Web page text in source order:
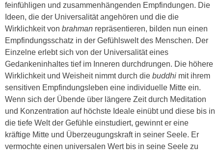
feinfühligen und zusammenhängenden Empfindungen. Die
Ideen, die der Universalität angehören und die die
Wirklichkeit von brahman repräsentieren, bilden nun einen
Empfindungsschatz in der Gefühlswelt des Menschen. Der
Einzelne erlebt sich von der Universalität eines
Gedankeninhaltes tief im Inneren durchdrungen. Die höhere
Wirklichkeit und Weisheit nimmt durch die buddhi mit ihrem
sensitiven Empfindungsleben eine individuelle Mitte ein.
Wenn sich der Übende über längere Zeit durch Meditation
und Konzentration auf höchste Ideale einübt und diese bis in
die tiefe Welt der Gefühle einstudiert, gewinnt er eine
kräftige Mitte und Überzeugungskraft in seiner Seele. Er
vermochte einen universalen Wert bis in seine Seele zu